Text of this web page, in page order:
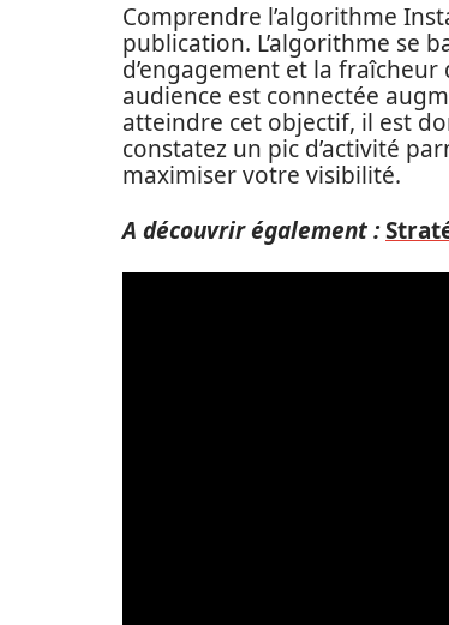
Comprendre l’algorithme
publication. L’algorithme se
d’engagement et la
audience est connectée
atteindre cet objectif, il est
constatez un pic d’activité
maximiser votre visibilité.
A découvrir également :